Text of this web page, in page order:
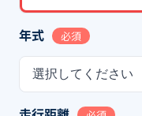
年式 必須
選択してください